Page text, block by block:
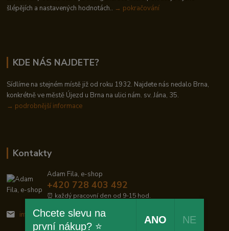
šlépějích a nastavených hodnotách.. → pokračování
KDE NÁS NAJDETE?
Sídlíme na stejném místě již od roku 1932. Najdete nás nedalo Brna,
konkrétně ve městě Újezd u Brna na ulici nám. sv. Jána, 35.
→ podrobnější informace
Kontakty
Adam Fila, e-shop
+420 728 403 492
⏰ každý pracovní den od 9-15 hod.
info@zelezodum.cz
Chcete slevu na
první nákup? ⭐
ANO NE